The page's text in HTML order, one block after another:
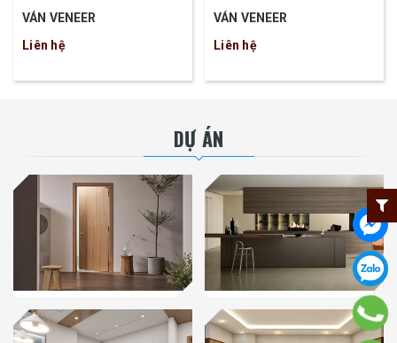
VÁN VENEER
Liên hệ
VÁN VENEER
Liên hệ
DỰ ÁN